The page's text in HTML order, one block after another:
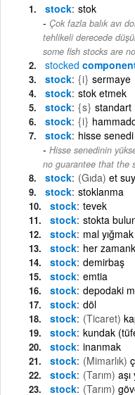
stock stok
Çok fazla balık avı
tehlikeli derecede
some fish stocks are
stocked
stock {i} sermaye
stock stok etmek
stock {s} standart
stock {i}
stock hisse senedi
Hisse senedinin
no guarantee that the
stock (Gıda) et
stock stoklanma
stock tevek
stock stokta
stock mal yığmak
stock her
stock demirbaş
stock emtia
stock depodaki
stock döl
stock (Ticaret)
stock kundak
stock inanmak
stock (Mimarlık)
stock (Tarım)
stock (Tarım)